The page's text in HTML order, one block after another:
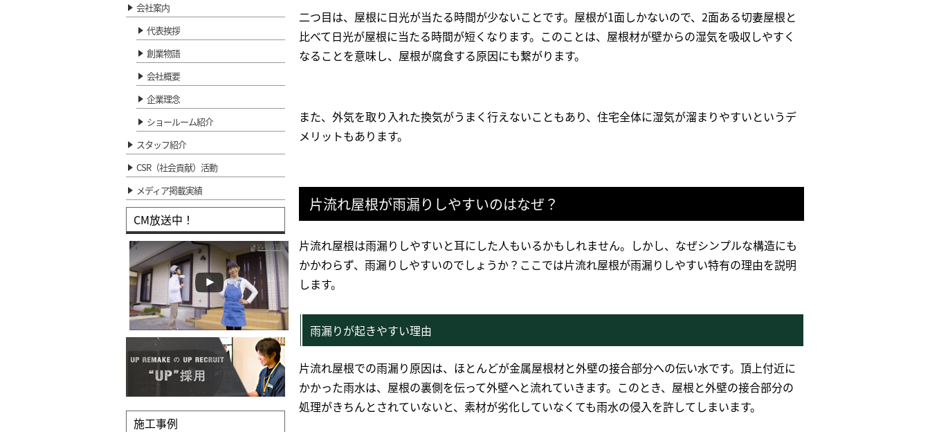
二つ目は、屋根に日光が当たる時間が少ないことです。屋根が1面しかないので、2面ある切妻屋根と
比べて日光が屋根に当たる時間が短くなります。このことは、屋根材が壁からの湿気を吸収しやすく
なることを意味し、屋根が腐食する原因にも繋がります。
また、外気を取り入れた換気がうまく行えないこともあり、住宅全体に湿気が溜まりやすいというデ
メリットもあります。
片流れ屋根が雨漏りしやすいのはなぜ？
片流れ屋根は雨漏りしやすいと耳にした人もいるかもしれません。しかし、なぜシンプルな構造にも
かかわらず、雨漏りしやすいのでしょうか？ここでは片流れ屋根が雨漏りしやすい特有の理由を説明
します。
雨漏りが起きやすい理由
片流れ屋根での雨漏り原因は、ほとんどが金属屋根材と外壁の接合部分への伝い水です。頂上付近に
かかった雨水は、屋根の裏側を伝って外壁へと流れていきます。このとき、屋根と外壁の接合部分の
処理がきちんとされていないと、素材が劣化していなくても雨水の侵入を許してしまいます。
会社案内
代表挨拶
創業物語
会社概要
企業理念
ショールーム紹介
スタッフ紹介
CSR（社会貢献）活動
メディア掲載実績
CM放送中！
施工事例